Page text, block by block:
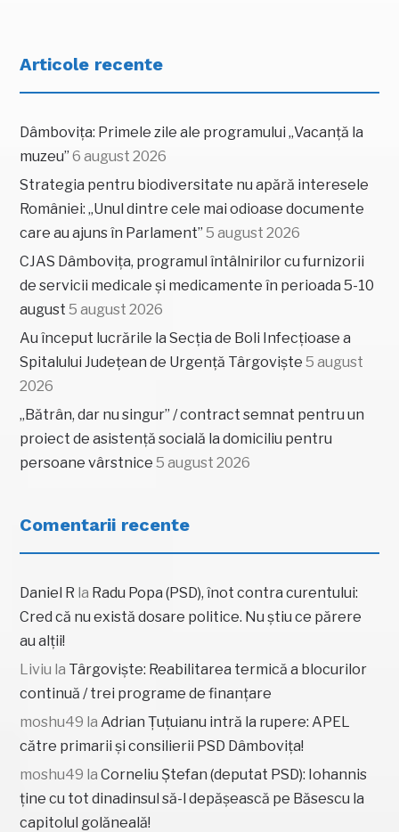
Articole recente
Dâmbovița: Primele zile ale programului „Vacanță la
muzeu” 6 august 2026
Strategia pentru biodiversitate nu apără interesele
României: „Unul dintre cele mai odioase documente
care au ajuns în Parlament” 5 august 2026
CJAS Dâmbovița, programul întâlnirilor cu furnizorii
de servicii medicale și medicamente în perioada 5-10
august 5 august 2026
Au început lucrările la Secția de Boli Infecțioase a
Spitalului Județean de Urgență Târgoviște 5 august
2026
„Bătrân, dar nu singur” / contract semnat pentru un
proiect de asistență socială la domiciliu pentru
persoane vârstnice 5 august 2026
Comentarii recente
Daniel R la Radu Popa (PSD), înot contra curentului:
Cred că nu există dosare politice. Nu știu ce părere
au alții!
Liviu la Târgoviște: Reabilitarea termică a blocurilor
continuă / trei programe de finanțare
moshu49 la Adrian Țuțuianu intră la rupere: APEL
către primarii și consilierii PSD Dâmbovița!
moshu49 laCorneliu Ștefan (deputat PSD): Iohannis
ține cu tot dinadinsul să-l depășească pe Băsescu la
capitolul golăneală!